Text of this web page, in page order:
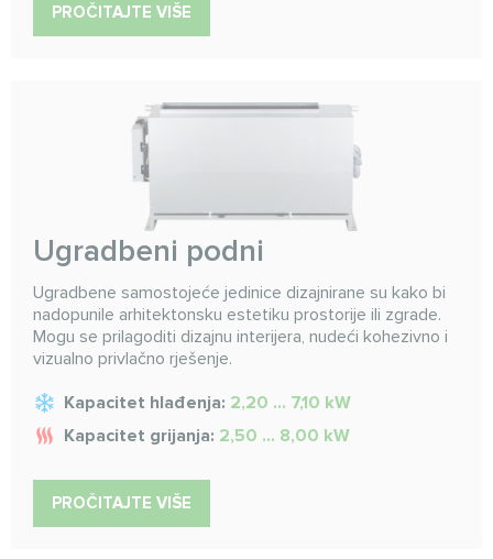
PROČITAJTE VIŠE
Ugradbeni podni
Ugradbene samostojeće jedinice dizajnirane su kako bi
nadopunile arhitektonsku estetiku prostorije ili zgrade.
Mogu se prilagoditi dizajnu interijera, nudeći kohezivno i
vizualno privlačno rješenje.
Kapacitet hlađenja: 2,20 ... 7,10 kW
Kapacitet grijanja: 2,50 ... 8,00 kW
PROČITAJTE VIŠE